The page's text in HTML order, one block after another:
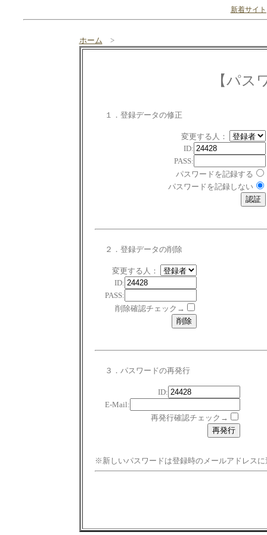
新着サイト
ホーム >
【パス
１．登録データの修正
変更する人：
ID:
PASS:
パスワードを記録する
パスワードを記録しない
２．登録データの削除
変更する人：
ID:
PASS:
削除確認チェック→
３．パスワードの再発行
ID:
E-Mail:
再発行確認チェック→
※新しいパスワードは登録時のメールアドレスに